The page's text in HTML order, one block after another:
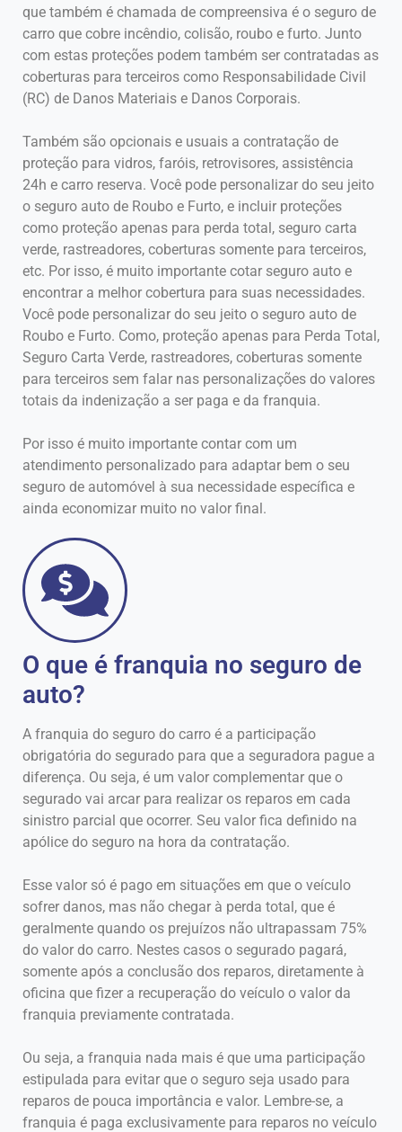
que também é chamada de compreensiva é o seguro de
carro que cobre incêndio, colisão, roubo e furto. Junto
com estas proteções podem também ser contratadas as
coberturas para terceiros como Responsabilidade Civil
(RC) de Danos Materiais e Danos Corporais.
Também são opcionais e usuais a contratação de
proteção para vidros, faróis, retrovisores, assistência
24h e carro reserva. Você pode personalizar do seu jeito
o seguro auto de Roubo e Furto, e incluir proteções
como proteção apenas para perda total, seguro carta
verde, rastreadores, coberturas somente para terceiros,
etc. Por isso, é muito importante cotar seguro auto e
encontrar a melhor cobertura para suas necessidades.
Você pode personalizar do seu jeito o seguro auto de
Roubo e Furto. Como, proteção apenas para Perda Total,
Seguro Carta Verde, rastreadores, coberturas somente
para terceiros sem falar nas personalizações do valores
totais da indenização a ser paga e da franquia.
Por isso é muito importante contar com um
atendimento personalizado para adaptar bem o seu
seguro de automóvel à sua necessidade específica e
ainda economizar muito no valor final.
O que é franquia no seguro de
auto?
A franquia do seguro do carro é a participação
obrigatória do segurado para que a seguradora pague a
diferença. Ou seja, é um valor complementar que o
segurado vai arcar para realizar os reparos em cada
sinistro parcial que ocorrer. Seu valor fica definido na
apólice do seguro na hora da contratação.
Esse valor só é pago em situações em que o veículo
sofrer danos, mas não chegar à perda total, que é
geralmente quando os prejuízos não ultrapassam 75%
do valor do carro. Nestes casos o segurado pagará,
somente após a conclusão dos reparos, diretamente à
oficina que fizer a recuperação do veículo o valor da
franquia previamente contratada.
Ou seja, a franquia nada mais é que uma participação
estipulada para evitar que o seguro seja usado para
reparos de pouca importância e valor. Lembre-se, a
franquia é paga exclusivamente para reparos no veículo